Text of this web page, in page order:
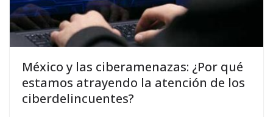
México y las ciberamenazas: ¿Por qué
estamos atrayendo la atención de los
ciberdelincuentes?